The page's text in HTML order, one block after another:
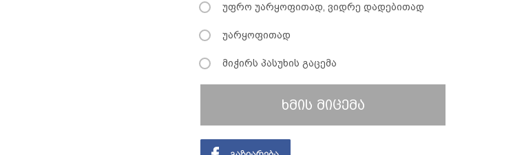
უფრო უარყოფითად, ვიდრე დადებითად
უარყოფითად
მიჭირს პასუხის გაცემა
ხმის მიცემა